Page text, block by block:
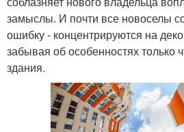
замыслы. И почти все новоселы
ошибку - концентрируются на
забывая об особенностях только
здания.